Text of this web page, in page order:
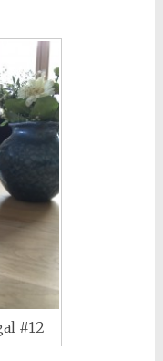
#12